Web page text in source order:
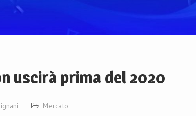
uscirà prima del 2020
Mercato